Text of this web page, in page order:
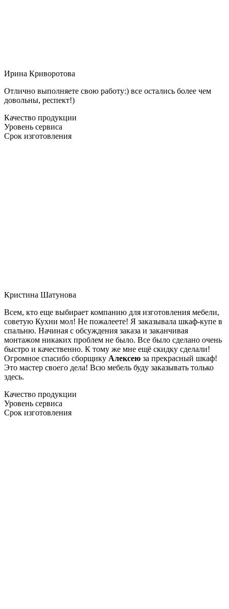
Ирина Криворотова
Отлично выполняете свою работу:) все остались более чем
довольны, респект!)
Качество продукции
Уровень сервиса
Срок изготовления
Кристина Шатунова
Всем, кто еще выбирает компанию для изготовления мебели,
советую Кухни мол! Не пожалеете! Я заказывала шкаф-купе в
спальню. Начиная с обсуждения заказа и заканчивая
монтажом никаких проблем не было. Все было сделано очень
быстро и качественно. К тому же мне ещё скидку сделали!
Огромное спасибо сборщику Алексею за прекрасный шкаф!
Это мастер своего дела! Всю мебель буду заказывать только
здесь.
Качество продукции
Уровень сервиса
Срок изготовления